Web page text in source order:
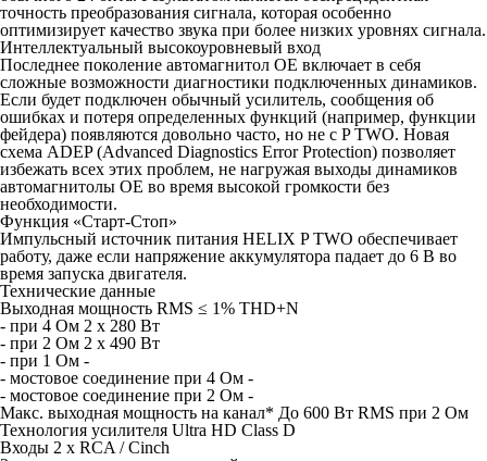
точность преобразования сигнала, которая особенно
оптимизирует качество звука при более низких уровнях сигнала.
Интеллектуальный высокоуровневый вход
Последнее поколение автомагнитол OE включает в себя
сложные возможности диагностики подключенных динамиков.
Если будет подключен обычный усилитель, сообщения об
ошибках и потеря определенных функций (например, функции
фейдера) появляются довольно часто, но не с P TWO. Новая
схема ADEP (Advanced Diagnostics Error Protection) позволяет
избежать всех этих проблем, не нагружая выходы динамиков
автомагнитолы OE во время высокой громкости без
необходимости.
Функция «Старт-Стоп»
Импульсный источник питания HELIX P TWO обеспечивает
работу, даже если напряжение аккумулятора падает до 6 В во
время запуска двигателя.
Технические данные
Выходная мощность RMS ≤ 1% THD+N
- при 4 Ом 2 x 280 Вт
- при 2 Ом 2 x 490 Вт
- при 1 Ом -
- мостовое соединение при 4 Ом -
- мостовое соединение при 2 Ом -
Макс. выходная мощность на канал* До 600 Вт RMS при 2 Ом
Технология усилителя Ultra HD Class D
Входы 2 x RCA / Cinch